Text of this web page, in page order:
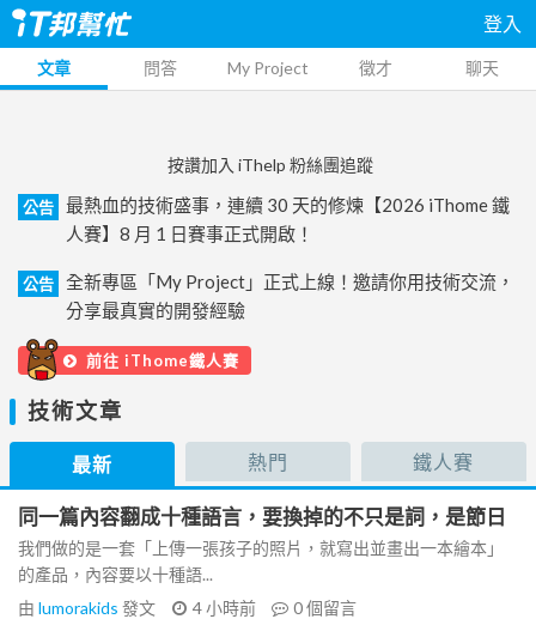
登入
文章 問答 My Project 徵才 聊天
按讚加入 iThelp 粉絲團追蹤
公告
最熱血的技術盛事，連續 30 天的修煉【2026 iThome 鐵
人賽】8 月 1 日賽事正式開啟！
公告
全新專區「My Project」正式上線！邀請你用技術交流，
分享最真實的開發經驗
前往 iThome鐵人賽
技術文章
最新 熱門 鐵人賽
同一篇內容翻成十種語言，要換掉的不只是詞，是節日
我們做的是一套「上傳一張孩子的照片，就寫出並畫出一本繪本」
的產品，內容要以十種語...
由 lumorakids 發文 4 小時前 0個留言